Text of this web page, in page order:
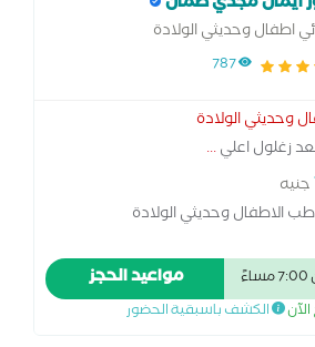
اطفال وحديثي الولادة
787
وحديثي الولادة
زغلول اعلي...
جنيه
الاطفال وحديثي الولادة
مواعيد الحجز
الكشف باسبقية الحضور